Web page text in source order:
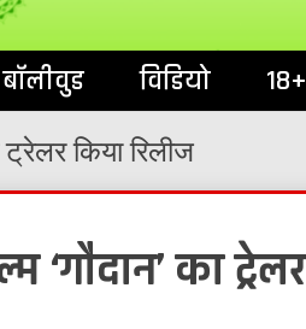
बॉलीवुड विडियो 18+
ट्रेलर किया रिलीज
‘गौदान’ का